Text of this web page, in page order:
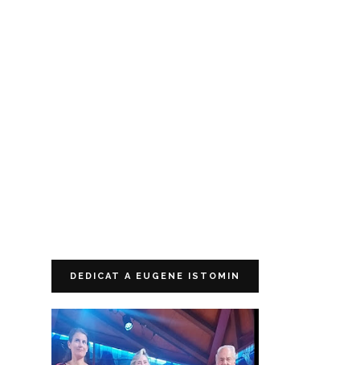
DEDICAT A EUGENE ISTOMIN